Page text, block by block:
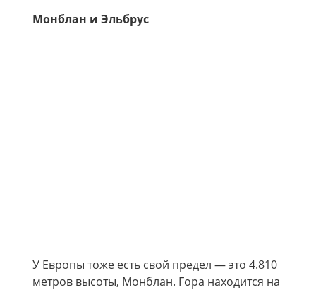
Монблан и Эльбрус
У Европы тоже есть свой предел — это 4.810
метров высоты, Монблан. Гора находится на